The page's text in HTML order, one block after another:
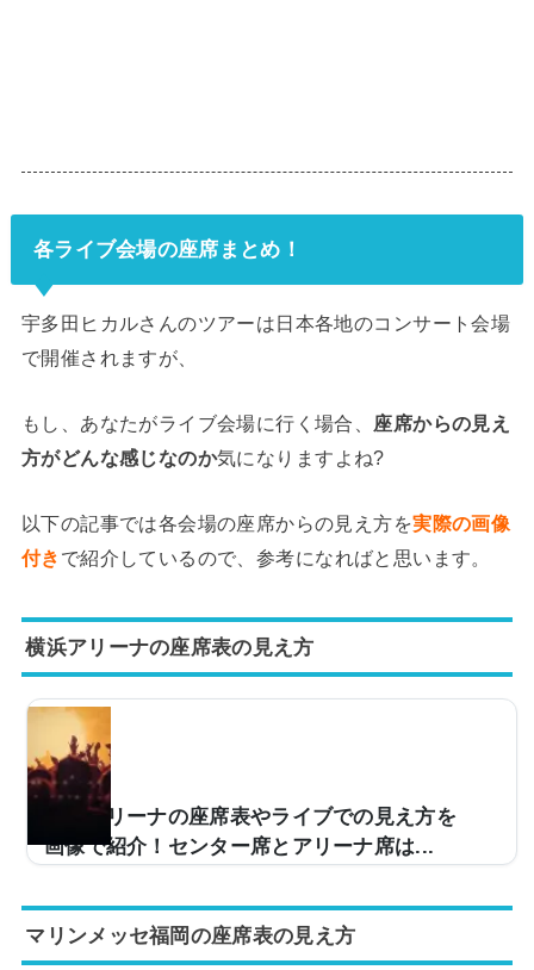
各ライブ会場の座席まとめ！
宇多田ヒカルさんのツアーは日本各地のコンサート会場
で開催されますが、
もし、あなたがライブ会場に行く場合、 座席からの見え
方がどんな感じなのか気になりますよね?
以下の記事では各会場の座席からの見え方を実際の画像
付き で紹介しているので、参考になればと思います。
横浜アリーナの座席表の見え方
横浜アリーナの座席表やライブでの見え方を
画像で紹介！センター席とアリーナ席は...
くんだけど、座席からの眺めが気になって……。どんな
雰囲気か実際の写真とかを見てみたい。そこで、当記事
では横浜アリーナの座席からの実際の写真の紹介センタ
マリンメッセ福岡の座席表の見え方